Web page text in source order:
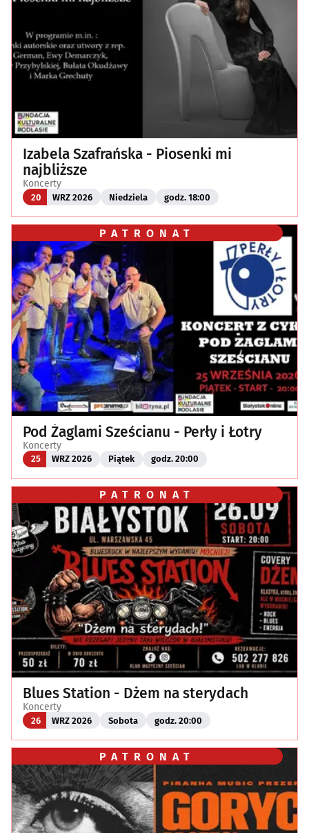
Izabela Szafrańska - Piosenki mi
najbliższe
Koncerty
20 WRZ 2026 Niedziela godz. 18:00
PATRONAT
Pod Żaglami Sześcianu - Perły i Łotry
Koncerty
25 WRZ 2026 Piątek godz. 20:00
PATRONAT
Blues Station - Dżem na sterydach
Koncerty
26 WRZ 2026 Sobota godz. 20:00
PATRONAT